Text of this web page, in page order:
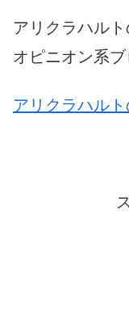
アリクラハル
オピニオン系ブ
アリクラハル